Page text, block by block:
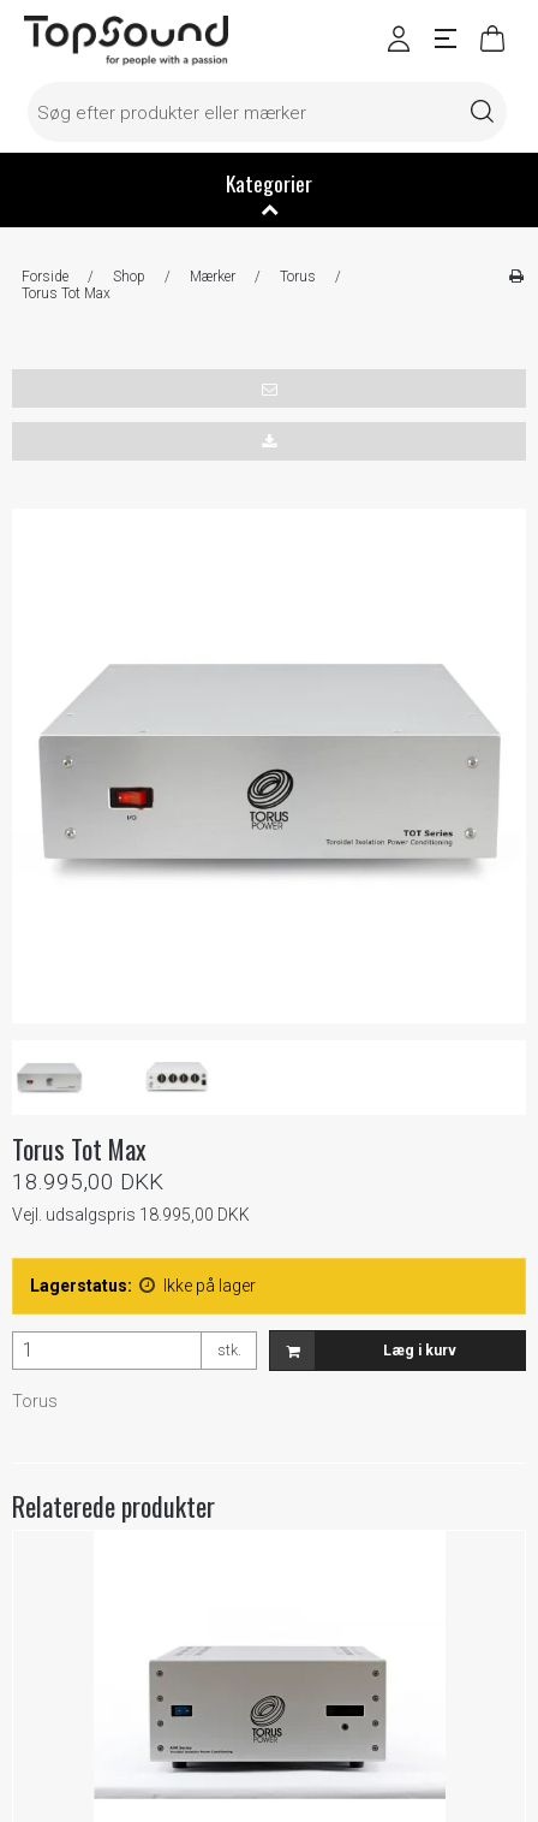
Kategorier
Forside / Shop / Mærker / Torus
/
Torus Tot Max
Torus Tot Max
18.995,00 DKK
Vejl. udsalgspris 18.995,00 DKK
Lagerstatus: Ikke på lager
stk. Læg i kurv
Torus
Relaterede produkter